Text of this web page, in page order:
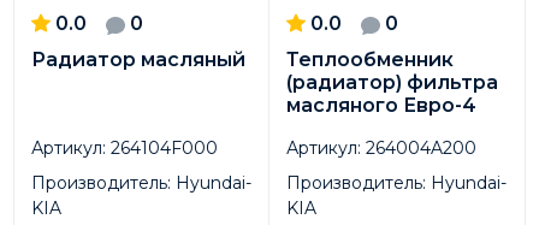
0.0
0
Радиатор масляный
Артикул: 264104F000
Производитель: Hyundai-
KIA
0.0
0
Теплообменник
(радиатор) фильтра
масляного Евро-4
Артикул: 264004A200
Производитель: Hyundai-
KIA